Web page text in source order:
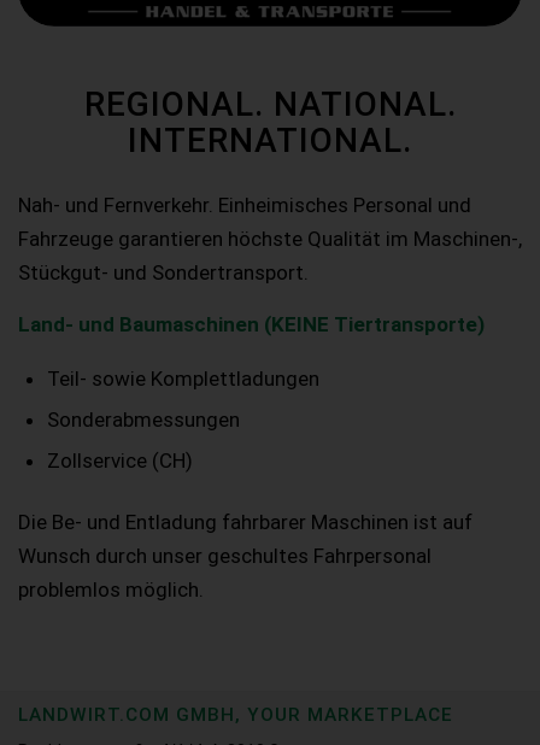
REGIONAL. NATIONAL.
INTERNATIONAL.
Nah- und Fernverkehr. Einheimisches Personal und
Fahrzeuge garantieren höchste Qualität im Maschinen-,
Stückgut- und Sondertransport.
Land- und Baumaschinen (KEINE Tiertransporte)
Teil- sowie Komplettladungen
Sonderabmessungen
Zollservice (CH)
Die Be- und Entladung fahrbarer Maschinen ist auf
Wunsch durch unser geschultes Fahrpersonal
problemlos möglich.
LANDWIRT.COM GMBH, YOUR MARKETPLACE